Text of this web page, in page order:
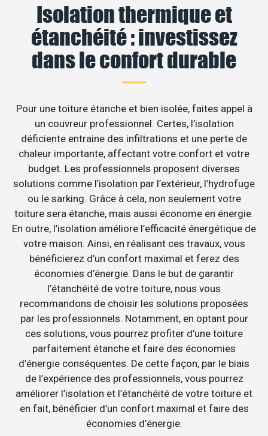
Isolation thermique et
étanchéité : investissez
dans le confort durable
Pour une toiture étanche et bien isolée, faites appel à
un couvreur professionnel. Certes, l’isolation
déficiente entraine des infiltrations et une perte de
chaleur importante, affectant votre confort et votre
budget. Les professionnels proposent diverses
solutions comme l’isolation par l’extérieur, l’hydrofuge
ou le sarking. Grâce à cela, non seulement votre
toiture sera étanche, mais aussi économe en énergie.
En outre, l’isolation améliore l’efficacité énergétique de
votre maison. Ainsi, en réalisant ces travaux, vous
bénéficierez d’un confort maximal et ferez des
économies d’énergie. Dans le but de garantir
l’étanchéité de votre toiture, nous vous
recommandons de choisir les solutions proposées
par les professionnels. Notamment, en optant pour
ces solutions, vous pourrez profiter d’une toiture
parfaitement étanche et faire des économies
d’énergie conséquentes. De cette façon, par le biais
de l’expérience des professionnels, vous pourrez
améliorer l’isolation et l’étanchéité de votre toiture et
en fait, bénéficier d’un confort maximal et faire des
économies d’énergie.